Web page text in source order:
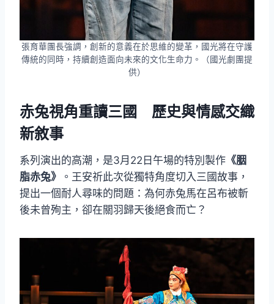
張育華團長強調，創新的意義在於思維的變革，國光將在守護
傳統的同時，持續創造面向未來的文化生命力。（國光劇團提
供）
赤兔視角重讀三國 歷史與情感交織
新敘事
系列演出的高潮，是3月22日午場的特別製作 《胭
脂赤兔》
。王安祈此次從獨特角度切入三國故事，
提出一個耐人尋味的問題：為何赤兔馬在呂布被斬
後未曾殉主，卻在關羽歸天後絕食而亡？